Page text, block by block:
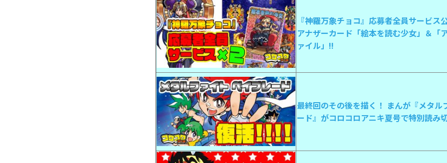
『神羅万象チョコ』応募者全員サービス
アナザーカード「絵本を読む少女」＆「
ァイル」!!
最終回のその後を描く！ まんが『メタル
ード』がコロコロアニキ夏号で特別読み